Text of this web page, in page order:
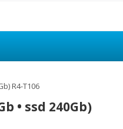
R4-T106
• ssd 240Gb)